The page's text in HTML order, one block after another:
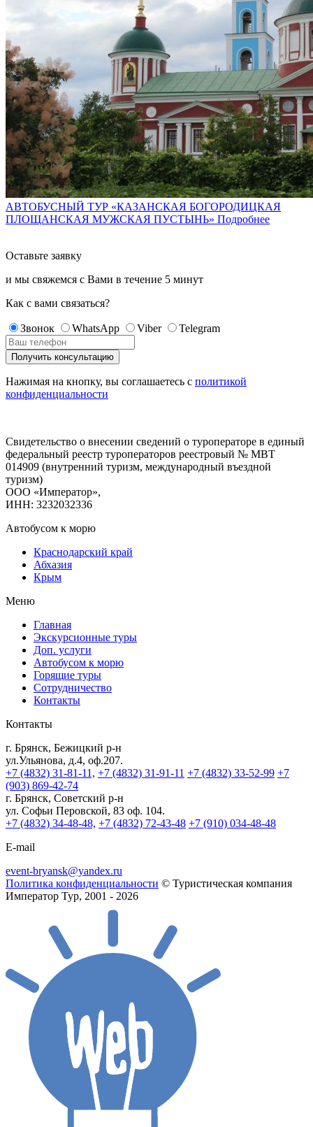
АВТОБУСНЫЙ ТУР «КАЗАНСКАЯ БОГОРОДИЦКАЯ
ПЛОЩАНСКАЯ МУЖСКАЯ ПУСТЫНЬ» Подробнее
Оставьте заявку
и мы свяжемся с Вами в течение 5 минут
Как с вами связаться?
Звонок WhatsApp Viber Telegram
Нажимая на кнопку, вы соглашаетесь с политикой
конфиденциальности
Свидетельство о внесении сведений о туроператоре в единый
федеральный реестр туроператоров реестровый № МВТ
014909 (внутренний туризм, международный въездной
туризм)
ООО «Император»,
ИНН: 3232032336
Автобусом к морю
Краснодарский край
Абхазия
Крым
Меню
Главная
Экскурсионные туры
Доп. услуги
Автобусом к морю
Горящие туры
Сотрудничество
Контакты
Контакты
г. Брянск, Бежицкий р-н
ул.Ульянова, д.4, оф.207.
+7 (4832) 31-81-11, +7 (4832) 31-91-11 +7 (4832) 33-52-99 +7
(903) 869-42-74
г. Брянск, Советский р-н
ул. Софьи Перовской, 83 оф. 104.
+7 (4832) 34-48-48, +7 (4832) 72-43-48 +7 (910) 034-48-48
E-mail
event-bryansk@yandex.ru
Политика конфиденциальности © Туристическая компания
Император Тур, 2001 - 2026